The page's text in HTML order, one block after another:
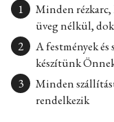
Minden rézkarc,
üveg nélkül,
A festmények
készítünk
Minden
rendelkezik